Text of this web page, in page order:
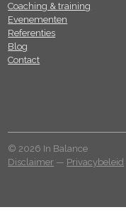
Coaching & training
Evenementen
Referenties
Blog
Contact
© 2026 In Balance
Disclaimer — Privacybeleid